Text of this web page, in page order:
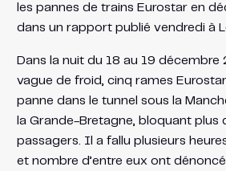
les pannes de trains Eurostar en
dans un rapport publié vendredi à
Dans la nuit du 18 au 19 décembre
vague de froid, cinq rames
panne dans le tunnel sous la
la Grande-Bretagne, bloquant plus
passagers. Il a fallu plusieurs
et nombre d’entre eux ont